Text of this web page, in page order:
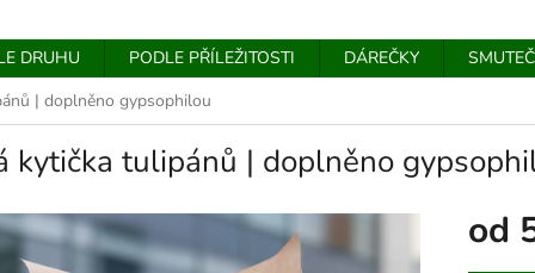
DRUHU PODLE PŘÍLEŽITOSTI DÁREČKY
| doplněno gypsophilou
kytička tulipánů | doplněno
od